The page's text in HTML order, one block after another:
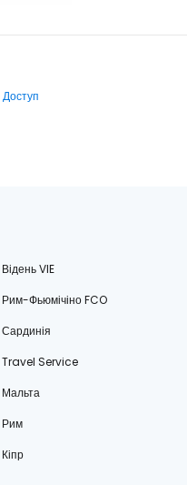
Доступ
Відень VIE
Рим-Фьюмічіно FCO
Сардинія
Travel Service
Мальта
Рим
Кіпр